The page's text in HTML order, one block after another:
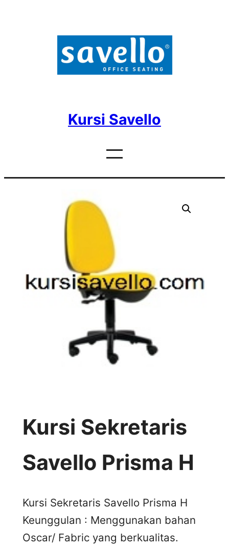
Kursi Savello
Kursi Sekretaris
Savello Prisma H
Kursi Sekretaris Savello Prisma H
Keunggulan : Menggunakan bahan
Oscar/ Fabric yang berkualitas.